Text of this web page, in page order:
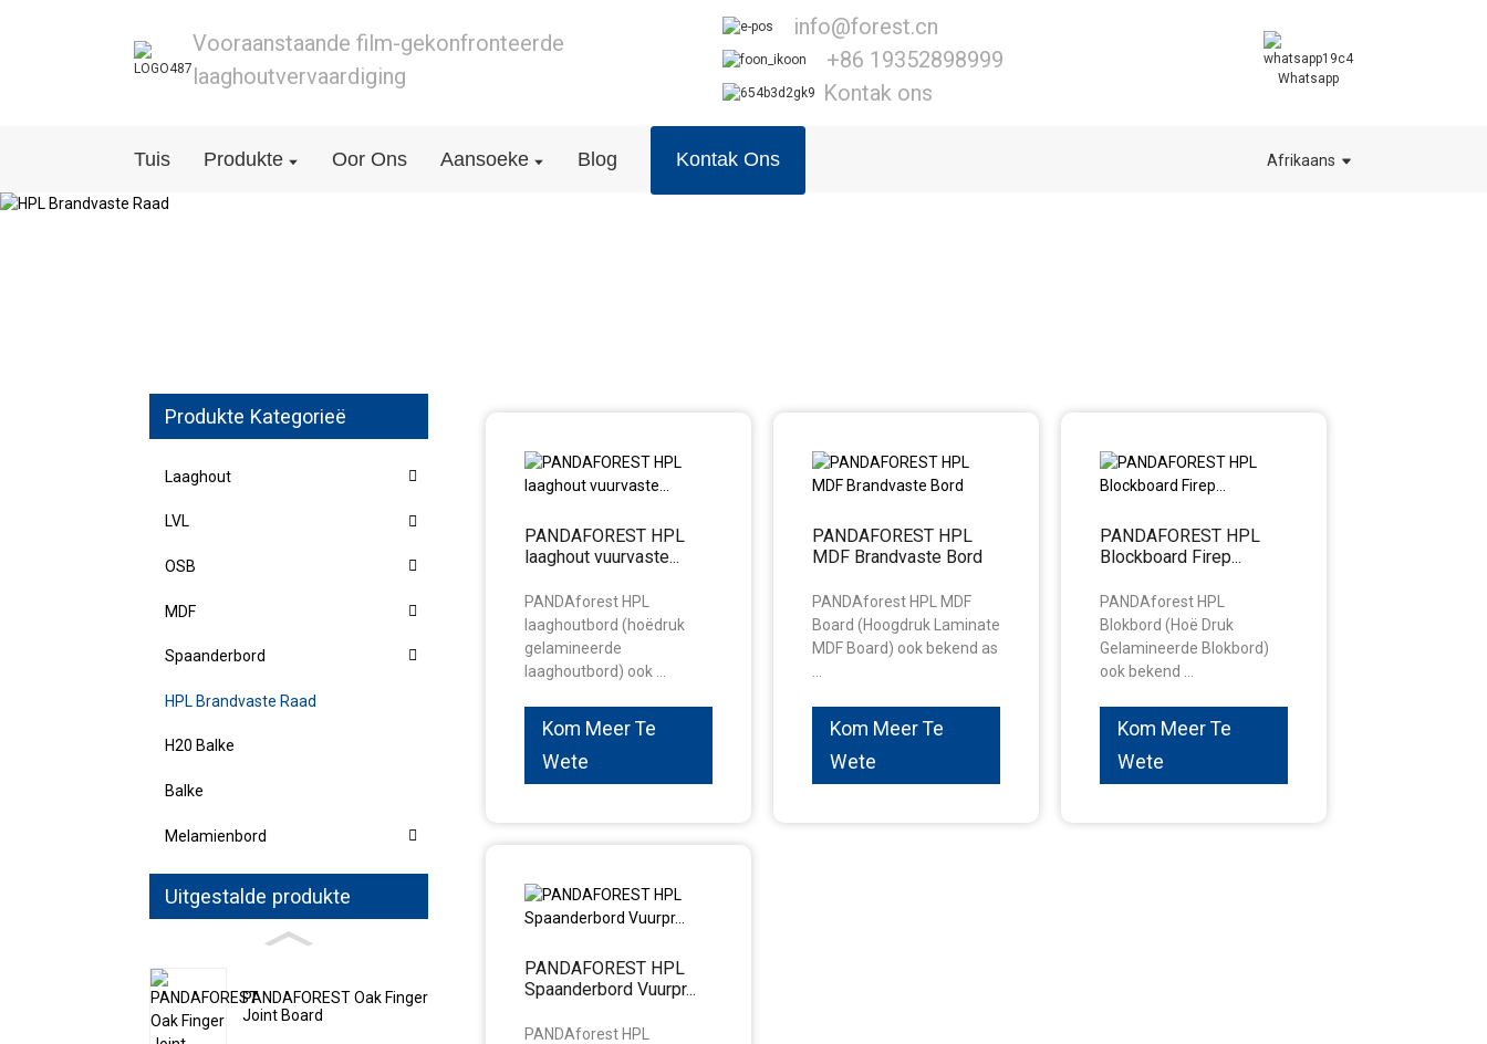
Vooraanstaande film-gekonfronteerde
laaghoutvervaardiging
info@forest.cn
+86 19352898999
Kontak ons
Whatsapp
Tuis Produkte Oor Ons Aansoeke Blog Kontak Ons Afrikaans
Produkte Kategorieë
Laaghout
LVL
OSB
MDF
Spaanderbord
HPL Brandvaste Raad
H20 Balke
Balke
Melamienbord
Uitgestalde produkte
PANDAFOREST Oak Finger
Joint Board
PANDAFOREST HPL
laaghout vuurvaste...
PANDAforest HPL
laaghoutbord (hoëdruk
gelamineerde
laaghoutbord) ook ...
Kom Meer Te
Wete
PANDAFOREST HPL
MDF Brandvaste Bord
PANDAforest HPL MDF
Board (Hoogdruk Laminate
MDF Board) ook bekend as
Kom Meer Te
Wete
PANDAFOREST HPL
Blockboard Firep...
PANDAforest HPL
Blokbord (Hoë Druk
Gelamineerde Blokbord)
ook bekend ...
Kom Meer Te
Wete
PANDAFOREST HPL
Spaanderbord Vuurpr...
PANDAforest HPL